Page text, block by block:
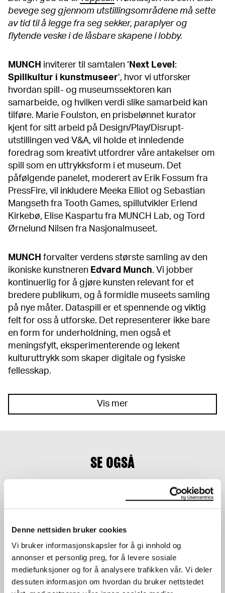
Denne nettsiden bruker cookies
Vi bruker informasjonskapsler for å gi innhold og
annonser et personlig preg, for å levere sosiale
mediefunksjoner og for å analysere trafikken vår. Vi deler
dessuten informasjon om hvordan du bruker nettstedet
bevege seg gjennom utstillingsområdene må sette
av tid til å legge fra seg sekker, paraplyer og
flytende veske i de låsbare skapene i lobby.
MUNCH inviterer til samtalen ‘ Next Level :
Spillkultur i kunstmuseer’, hvor vi utforsker
hvordan spill- og museumssektoren kan
samarbeide, og hvilken verdi slike samarbeid kan
tilføre. Marie Foulston, en prisbelønnet kurator
kjent for sitt arbeid på Design/Play/Disrupt-
utstillingen ved V&A, vil holde et innledende
foredrag som kreativt utfordrer våre antakelser om
spill som en uttrykksform i et museum. Det
påfølgende panelet, moderert av Erik Fossum fra
PressFire, vil inkludere Meeka Elliot og Sebastian
Mangseth fra Tooth Games, spillutvikler Erlend
Kirkebø, Elise Kaspartu fra MUNCH Lab, og Tord
Ørnelund Nilsen fra Nasjonalmuseet.
MUNCH forvalter verdens største samling av den
ikoniske kunstneren Edvard Munch. Vi jobber
kontinuerlig for å gjøre kunsten relevant for et
bredere publikum, og å formidle museets samling
på nye måter. Dataspill er et spennende og viktig
felt for oss å utforske. Det representerer ikke bare
en form for underholdning, men også et
meningsfylt, eksperimenterende og lekent
kulturuttrykk som skaper digitale og fysiske
fellesskap.
Vis mer
SE OGSÅ
JORDSVINGNINGER: ALI
SMITH
SAMTALE
CORPUS INFINITUM:
EMMA ARNOLD
SAMTALE